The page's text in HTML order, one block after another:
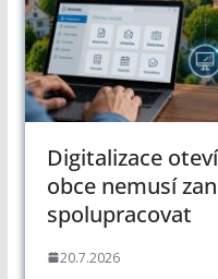
Digitalizace
obce nemusí
spolupracovat
20.7.2026